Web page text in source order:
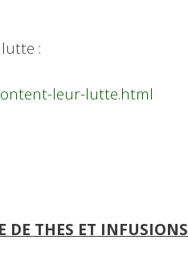
:
leur-lutte.html
DE THES ET INFUSIONS